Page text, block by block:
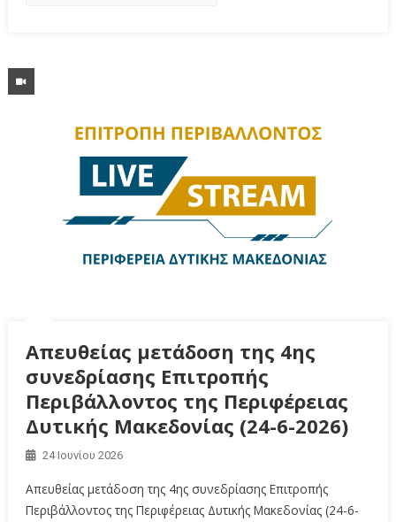
Απευθείας μετάδοση της 4ης
συνεδρίασης Επιτροπής
Περιβάλλοντος της Περιφέρειας
Δυτικής Μακεδονίας (24-6-2026)
24 Ιουνίου 2026
Απευθείας μετάδοση της 4ης συνεδρίασης Επιτροπής
Περιβάλλοντος της Περιφέρειας Δυτικής Μακεδονίας (24-6-